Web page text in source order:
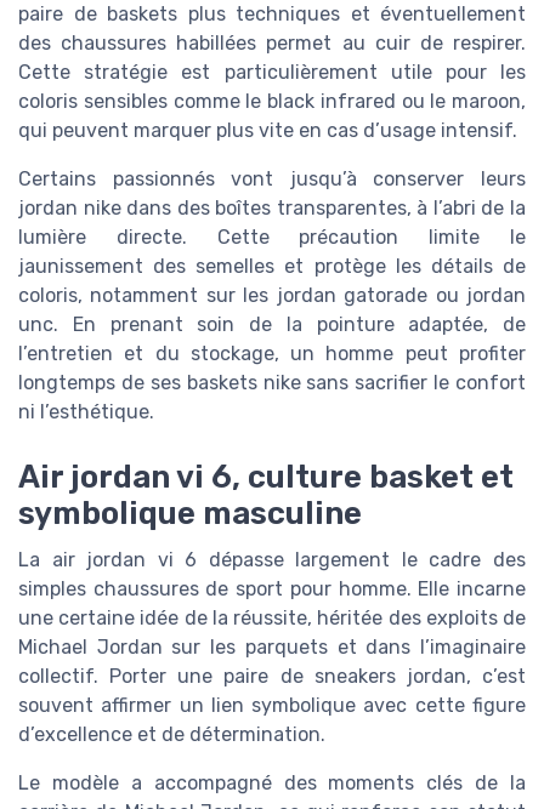
paire de baskets plus techniques et éventuellement
des chaussures habillées permet au cuir de respirer.
Cette stratégie est particulièrement utile pour les
coloris sensibles comme le black infrared ou le maroon,
qui peuvent marquer plus vite en cas d’usage intensif.
Certains passionnés vont jusqu’à conserver leurs
jordan nike dans des boîtes transparentes, à l’abri de la
lumière directe. Cette précaution limite le
jaunissement des semelles et protège les détails de
coloris, notamment sur les jordan gatorade ou jordan
unc. En prenant soin de la pointure adaptée, de
l’entretien et du stockage, un homme peut profiter
longtemps de ses baskets nike sans sacrifier le confort
ni l’esthétique.
Air jordan vi 6, culture basket et
symbolique masculine
La air jordan vi 6 dépasse largement le cadre des
simples chaussures de sport pour homme. Elle incarne
une certaine idée de la réussite, héritée des exploits de
Michael Jordan sur les parquets et dans l’imaginaire
collectif. Porter une paire de sneakers jordan, c’est
souvent affirmer un lien symbolique avec cette figure
d’excellence et de détermination.
Le modèle a accompagné des moments clés de la